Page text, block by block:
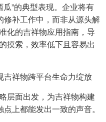
”的典型表现。企业将有
修补工作中，而非从源头解
化的吉祥物应用指南，导
摸索，效率低下且容易出
吉祥物跨平台生命力绽放
层面出发，为吉祥物构建
上都能发出一致的声音。